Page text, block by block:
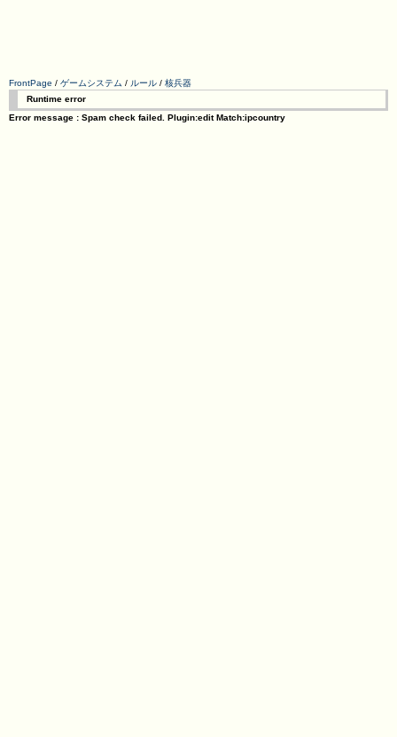
FrontPage / ゲームシステム / ルール / 核兵器
Runtime error
Error message : Spam check failed. Plugin:edit Match:ipcountry